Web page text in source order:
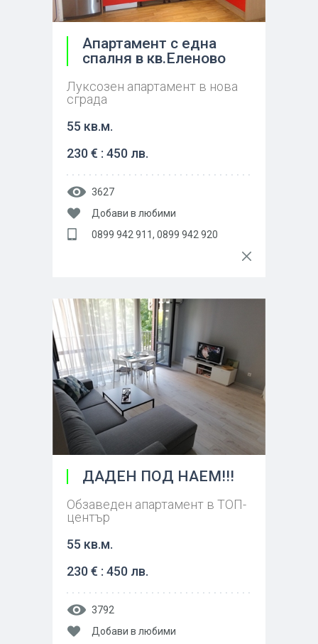
Апартамент с една
спалня в кв.Еленово
Луксозен апартамент в нова
сграда
55 кв.м.
230 € : 450 лв.
3627
Добави в любими
0899 942 911, 0899 942 920
ДАДЕН ПОД НАЕМ!!!
Обзаведен апартамент в ТОП-
център
55 кв.м.
230 € : 450 лв.
3792
Добави в любими